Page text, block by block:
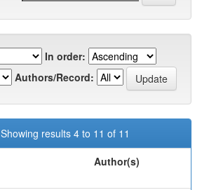
In order:
Authors/Record:
Showing results 4 to 11 of 11
Author(s)